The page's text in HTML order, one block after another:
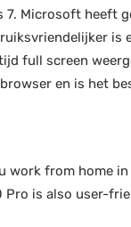
7. Microsoft heeft
is
full screen
en is het
work from home
Pro is also user-